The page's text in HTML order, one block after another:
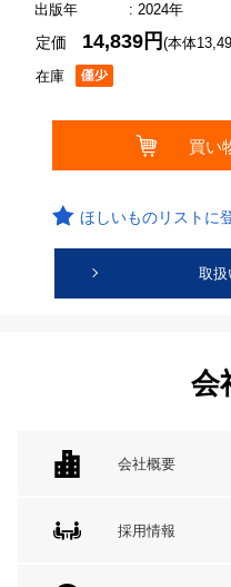
出版年
: 2024年
在庫
定価 14,839円(本体
ほしいものリストに
取扱
会
会社概要
採用情報